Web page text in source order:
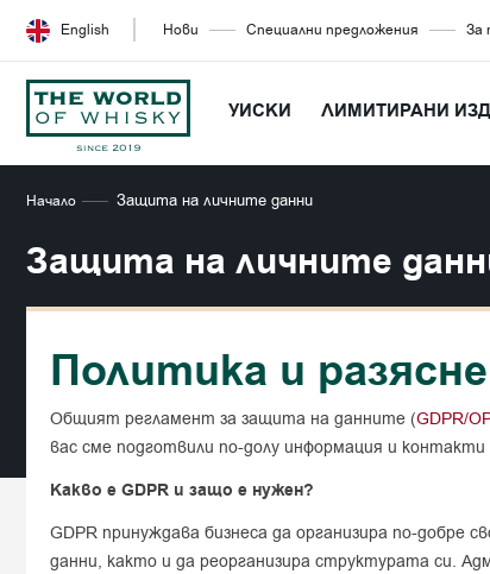
English Нови Специални предложения За
УИСКИ ЛИМИТИРАНИ
Начало Защита на личните данни
Защита на личните
Политика и
Общият регламент за защита на данните (GDPR/
вас сме подготвили по-долу информация и
Какво е GDPR и защо е нужен?
GDPR принуждава бизнеса да организира по-
данни, както и да реорганизира структурата си.